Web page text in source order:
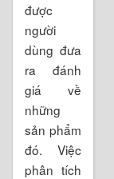
được
người
dùng đưa
ra đánh
giá về
những
sản phẩm
đó. Việc
phân tích